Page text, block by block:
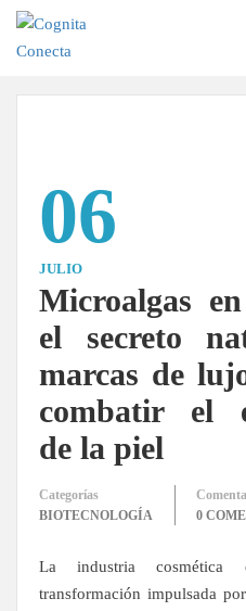
Inicio Biotecnología
06
JULIO
Microalgas
el secreto
marcas de
combatir el
de la piel
Categorías
BIOTECNOLOGÍA
0
La industria cosmética
transformación impulsada